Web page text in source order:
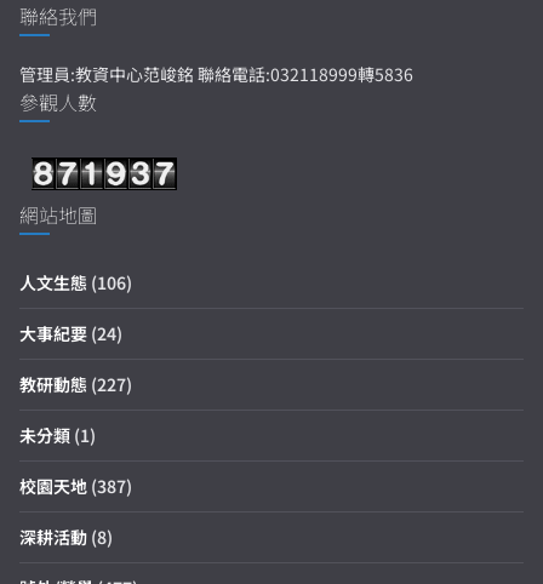
聯絡我們
管理員:教資中心范峻銘 聯絡電話:032118999轉5836
參觀人數
網站地圖
人文生態 (106)
大事紀要 (24)
教研動態 (227)
未分類 (1)
校園天地 (387)
深耕活動 (8)